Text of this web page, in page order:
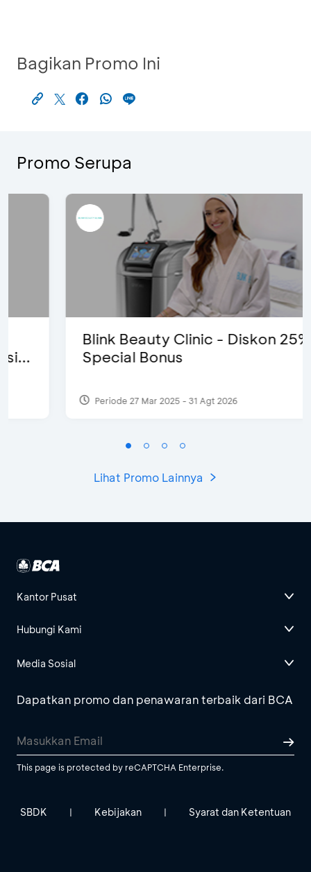
Bagikan Promo Ini
Promo Serupa
Blink Beauty Clinic - Diskon 25% &
Special Bonus
Periode 27 Mar 2025 - 31 Agt 2026
Lihat Promo Lainnya
Kantor Pusat
Hubungi Kami
Media Sosial
Dapatkan promo dan penawaran terbaik dari BCA
This page is protected by reCAPTCHA Enterprise.
SBDK | Kebijakan | Syarat dan Ketentuan